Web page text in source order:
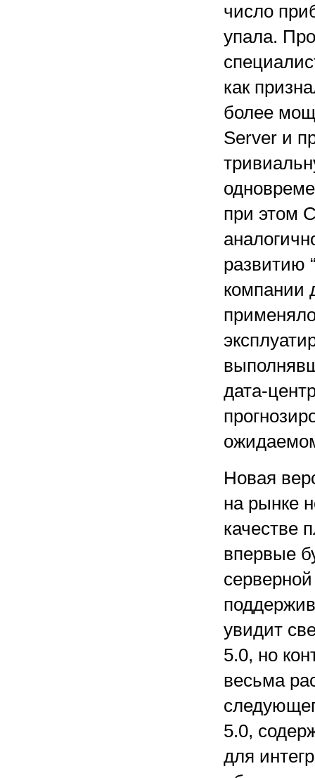
число
упала.
как
более
Server и
при этом
развитию
компании
дата-
Новая
на рынке
качестве
впервые
увидит
5.0, но
весьма
5.0,
для